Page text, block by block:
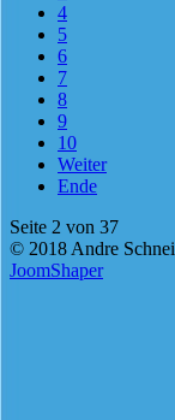
4
5
6
7
8
9
10
Weiter
Ende
Seite 2 von 37
© 2018 Andre
JoomShaper